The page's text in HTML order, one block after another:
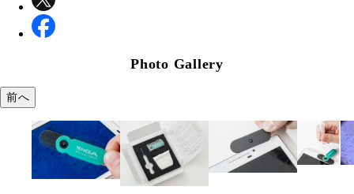
Photo Gallery
前へ